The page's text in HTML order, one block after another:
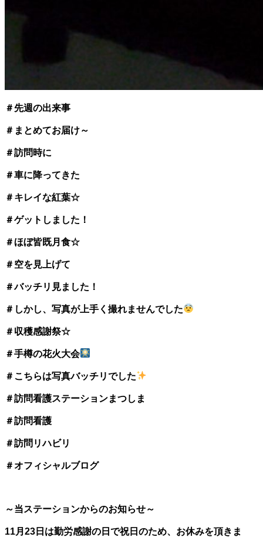
＃先週の出来事
＃まとめてお届け～
＃訪問時に
＃車に降ってきた
＃キレイな紅葉☆
＃ゲットしました！
＃ほぼ皆既月食☆
＃空を見上げて
＃バッチリ見ました！
＃しかし、写真が上手く撮れませんでした
＃収穫感謝祭☆
＃手樽の花火大会
＃こちらは写真バッチリでした
＃訪問看護ステーションまつしま
＃訪問看護
＃訪問リハビリ
＃オフィシャルブログ
～当ステーションからのお知らせ～
11月23日は勤労感謝の日で祝日のため、お休みを頂きま